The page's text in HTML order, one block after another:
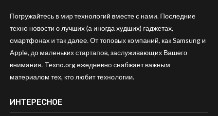
Погружайтесь в мир технологий вместе с нами. Последние
техно новости о лучших (а иногда худших) гаджетах,
смартфонах и так далее. От топовых компаний, как Samsung и
Apple, до маленьких стартапов, заслуживающих Вашего
внимания. Texno.org ежедневно снабжает важным
материалом тех, кто любит технологии.
ИНТЕРЕСНОЕ